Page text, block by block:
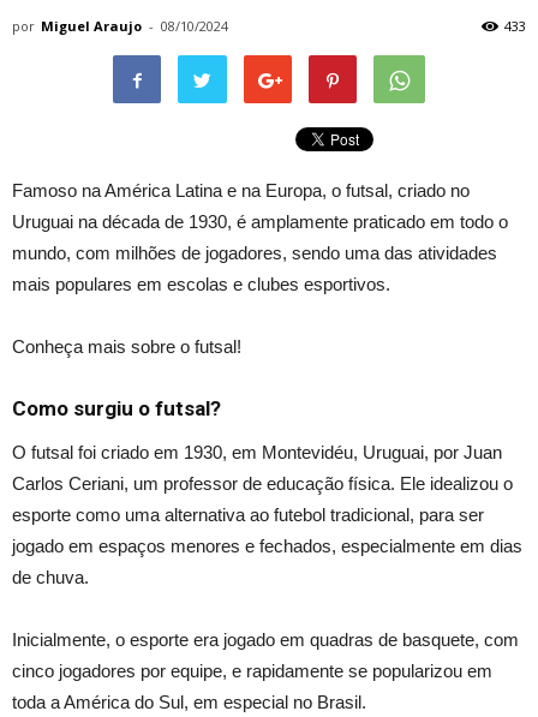
por Miguel Araujo - 08/10/2024 433
Famoso na América Latina e na Europa, o futsal, criado no
Uruguai na década de 1930, é amplamente praticado em todo o
mundo, com milhões de jogadores, sendo uma das atividades
mais populares em escolas e clubes esportivos.
Conheça mais sobre o futsal!
Como surgiu o futsal?
O futsal foi criado em 1930, em Montevidéu, Uruguai, por Juan
Carlos Ceriani, um professor de educação física. Ele idealizou o
esporte como uma alternativa ao futebol tradicional, para ser
jogado em espaços menores e fechados, especialmente em dias
de chuva.
Inicialmente, o esporte era jogado em quadras de basquete, com
cinco jogadores por equipe, e rapidamente se popularizou em
toda a América do Sul, em especial no Brasil.